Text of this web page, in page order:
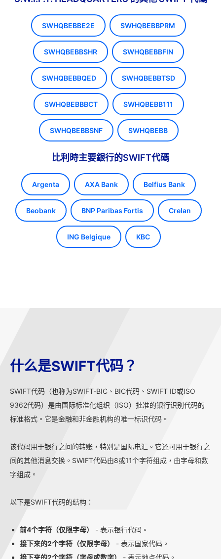
SWHQBEBBE2E SWHQBEBBPRM
SWHQBEBBSHR SWHQBEBBFIN
SWHQBEBBQED SWHQBEBBTSD
SWHQBEBBBCT SWHQBEBB111
SWHQBEBBSNF SWHQBEBB
比利時主要銀行的SWIFT代碼
Argenta AXA Bank Belfius Bank
Beobank BNP Paribas Fortis Crelan
ING Belgique KBC
什么是SWIFT代码？
SWIFT代码（也称为SWIFT-BIC、BIC代码、SWIFT ID或ISO
9362代码）是由国际标准化组织（ISO）批准的银行识别代码的
标准格式。它是金融和非金融机构的唯一标识代码。
该代码用于银行之间的转账，特别是国际电汇。它还可用于银行之
间的其他消息交换。SWIFT代码由8或11个字符组成，由字母和数
字组成。
以下是SWIFT代码的结构：
前4个字符（仅限字母）
- 表示银行代码。
接下来的2个字符（仅限字母）
- 表示国家代码。
接下来的2个字符（字母或数字）
- 表示地点代码。